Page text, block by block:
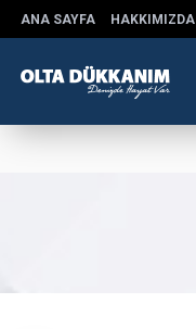
ANA SAYFA HAKKIMIZDA